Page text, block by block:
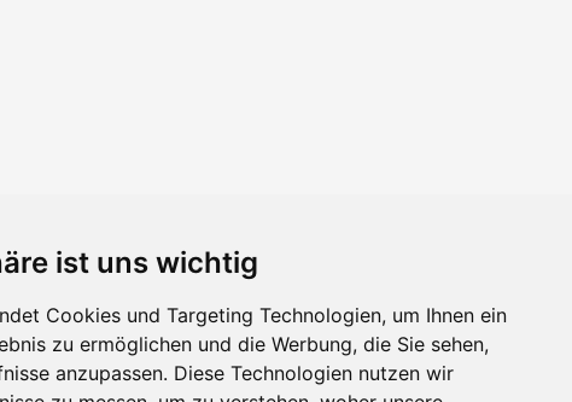
ist uns wichtig
Cookies und Targeting Technologien, um Ihnen ein
zu ermöglichen und die Werbung, die Sie sehen,
anzupassen. Diese Technologien nutzen wir